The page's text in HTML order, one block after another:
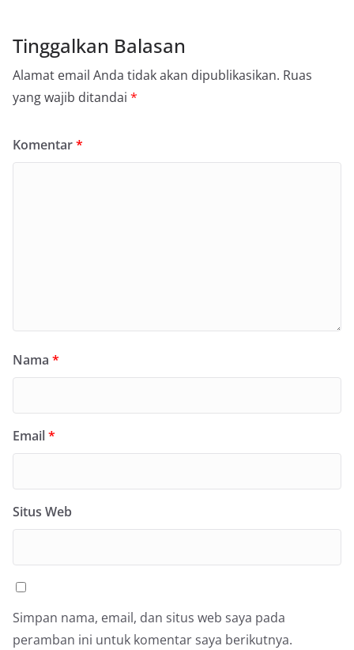
Tinggalkan Balasan
Alamat email Anda tidak akan dipublikasikan. Ruas
yang wajib ditandai *
Komentar*
Nama *
Email*
Situs Web
Simpan nama, email, dan situs web saya pada
peramban ini untuk komentar saya berikutnya.